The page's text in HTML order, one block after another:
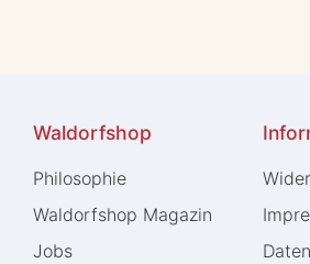
Waldorfshop
Philosophie
Waldorfshop Magazin
Jobs